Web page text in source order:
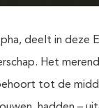
deelt in deze
Het
tot de